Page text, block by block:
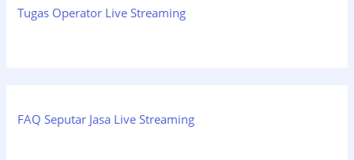
Tugas Operator Live Streaming
FAQ Seputar Jasa Live Streaming